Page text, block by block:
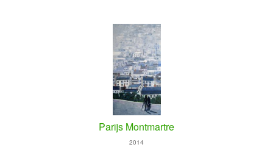
Parijs Montmartre
2014